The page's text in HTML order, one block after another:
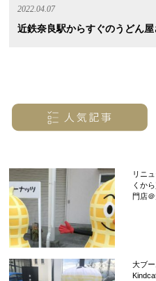
2022.04.07
近鉄奈良駅からすぐのうどん
リニ
くか
門店
大ブ